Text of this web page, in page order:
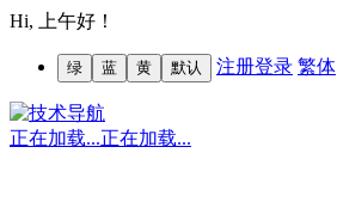
Hi, 上午好！
绿 蓝 黄 默认 注册登录 繁体
正在加载...正在加载...